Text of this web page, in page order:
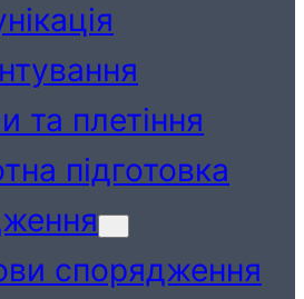
та плетіння
підготовка
спорядження